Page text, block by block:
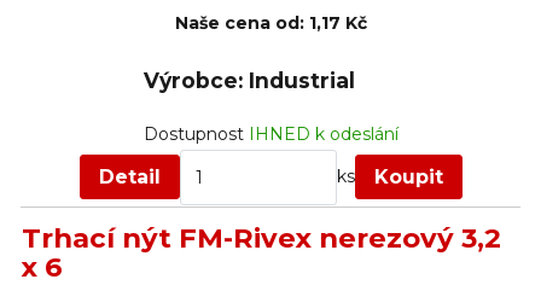
Naše cena od:1,17 Kč
Výrobce: Industrial
DostupnostIHNED k odeslání
Detail ks Koupit
Trhací nýt FM-Rivex nerezový 3,2
x 6